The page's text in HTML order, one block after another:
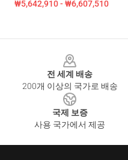
₩5,642,910 - ₩6,607,510
전 세계 배송
200개 이상의 국가로 배송
국제 보증
사용 국가에서 제공